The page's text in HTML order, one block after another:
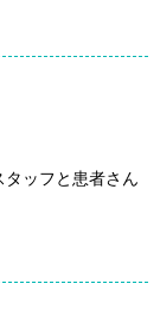
ッフと患者さん